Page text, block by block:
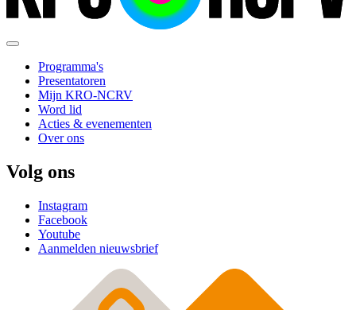
Programma's
Presentatoren
Mijn KRO-NCRV
Word lid
Acties & evenementen
Over ons
Volg ons
Instagram
Facebook
Youtube
Aanmelden nieuwsbrief